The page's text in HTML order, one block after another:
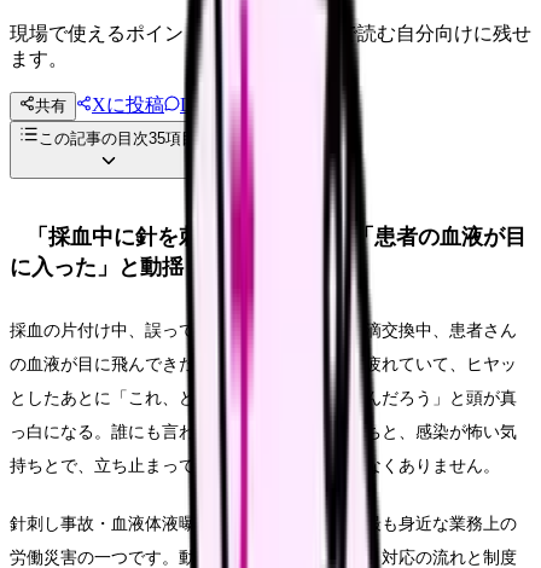
現場で使えるポイントを、同僚やあとで読む自分向けに残せ
ます。
共有 Xに投稿 LINE
投稿文コピー
この記事の目次35項目
「採血中に針を刺してしまった」「患者の血液が目
に入った」と動揺したとき
採血の片付け中、誤って針が指に刺さった。点滴交換中、患者さん
の血液が目に飛んできた。夜勤の終わりかけで疲れていて、ヒヤッ
としたあとに「これ、どこまで対応すればいいんだろう」と頭が真
っ白になる。誰にも言わずやり過ごしたい気持ちと、感染が怖い気
持ちとで、立ち止まってしまう看護師さんは少なくありません。
針刺し事故・血液体液曝露は、看護職にとって最も身近な業務上の
労働災害の一つです。動揺するのは当然ですが、対応の流れと制度